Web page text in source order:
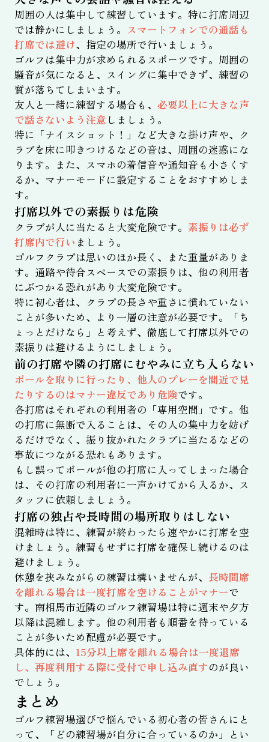
周囲の人は集中して練習しています。特に打席周辺
では静かにしましょう。 スマートフォンでの通話も
打席では避け、指定の場所で行いましょう。
ゴルフは集中力が求められるスポーツです。周囲の
騒音が気になると、スイングに集中できず、練習の
質が落ちてしまいます。
友人と一緒に練習する場合も、 必要以上に大きな声
で話さないよう注意 しましょう。
特に「ナイスショット！」など大きな掛け声や、ク
ラブを床に叩きつけるなどの音は、周囲の迷惑にな
ります。また、スマホの着信音や通知音も小さくす
るか、マナーモードに設定することをおすすめしま
す。
打席以外での素振りは危険
クラブが人に当たると大変危険です。 素振りは必ず
打席内で行い ましょう。
ゴルフクラブは思いのほか長く、また重量がありま
す。通路や待合スペースでの素振りは、他の利用者
にぶつかる恐れがあり大変危険です。
特に初心者は、クラブの長さや重さに慣れていない
ことが多いため、より一層の注意が必要です。「ち
ょっとだけなら」と考えず、徹底して打席以外での
素振りは避けるようにしましょう。
前の打席や隣の打席にむやみに立ち入らない
ボールを取りに行ったり、他人のプレーを間近で見
たりするのはマナー違反であり危険です。
各打席はそれぞれの利用者の「専用空間」です。他
の打席に無断で入ることは、その人の集中力を妨げ
るだけでなく、振り抜かれたクラブに当たるなどの
事故につながる恐れもあります。
もし誤ってボールが他の打席に入ってしまった場合
は、その打席の利用者に一声かけてから入るか、ス
タッフに依頼しましょう。
打席の独占や長時間の場所取りはしない
混雑時は特に、練習が終わったら速やかに打席を空
けましょう。練習もせずに打席を確保し続けるのは
避けましょう。
休憩を挟みながらの練習は構いませんが、 長時間席
を離れる場合は一度打席を空けることがマナーで
す。南相馬市近隣のゴルフ練習場は特に週末や夕方
以降は混雑します。他の利用者も順番を待っている
ことが多いため配慮が必要です。
具体的には、 15分以上席を離れる場合は一度退席
し、再度利用する際に受付で申し込み直すのが良い
でしょう。
まとめ
ゴルフ練習場選びで悩んでいる初心者の皆さんにと
って、「どの練習場が自分に合っているのか」とい